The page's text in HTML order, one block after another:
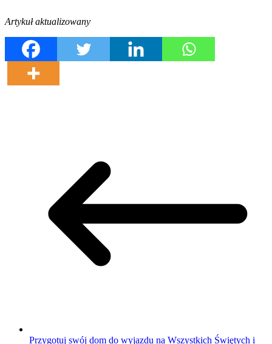
Artykuł aktualizowany
Przygotuj swój dom do wyjazdu na Wszystkich Świętych i